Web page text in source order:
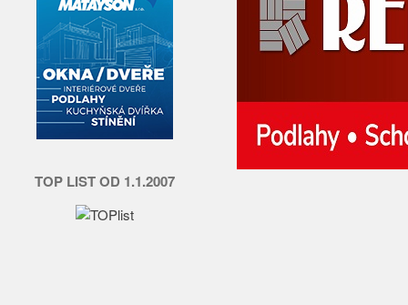
TOP LIST OD 1.1.2007